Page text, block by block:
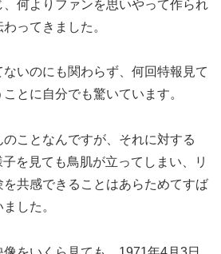
何よりファンを思いやって作られ
ってきました。
いのにも関わらず、何回特報見て
とに自分でも驚いています。
ことなんですが、それに対する
を見ても鳥肌が立ってしまい、リ
共感できることはあらためてすば
した。